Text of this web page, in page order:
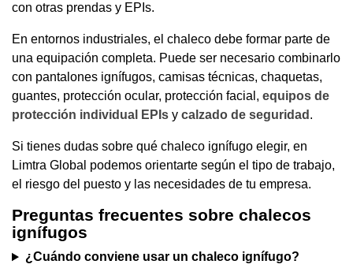
con otras prendas y EPIs.
En entornos industriales, el chaleco debe formar parte de
una equipación completa. Puede ser necesario combinarlo
con pantalones ignífugos, camisas técnicas, chaquetas,
guantes, protección ocular, protección facial, equipos de
protección individual EPIs y calzado de seguridad .
Si tienes dudas sobre qué chaleco ignífugo elegir, en
Limtra Global podemos orientarte según el tipo de trabajo,
el riesgo del puesto y las necesidades de tu empresa.
Preguntas frecuentes sobre chalecos
ignífugos
¿Cuándo conviene usar un chaleco ignífugo?